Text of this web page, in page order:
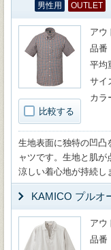
男性用 OUTLET
比較する
アウ
品番
平均
サイ
カラ
生地表面に独特の凹凸
ャツです。生地と肌
涼しい着心地が持続し
KAMICO プルオ
アウ
品番